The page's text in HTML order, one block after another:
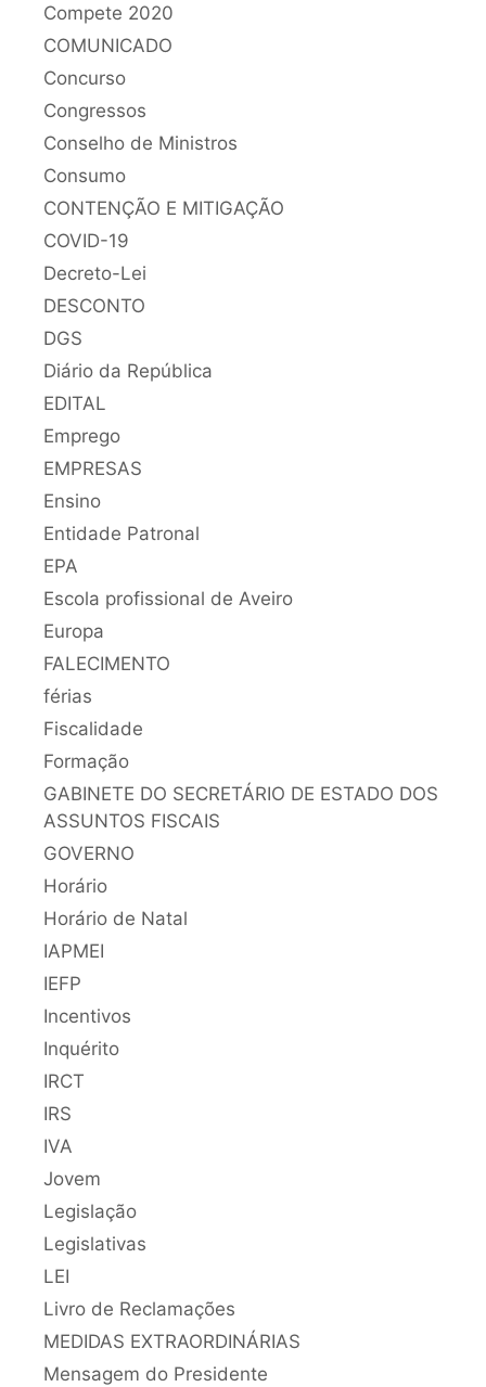
Compete 2020
COMUNICADO
Concurso
Congressos
Conselho de Ministros
Consumo
CONTENÇÃO E MITIGAÇÃO
COVID-19
Decreto-Lei
DESCONTO
DGS
Diário da República
EDITAL
Emprego
EMPRESAS
Ensino
Entidade Patronal
EPA
Escola profissional de Aveiro
Europa
FALECIMENTO
férias
Fiscalidade
Formação
GABINETE DO SECRETÁRIO DE ESTADO DOS
ASSUNTOS FISCAIS
GOVERNO
Horário
Horário de Natal
IAPMEI
IEFP
Incentivos
Inquérito
IRCT
IRS
IVA
Jovem
Legislação
Legislativas
LEI
Livro de Reclamações
MEDIDAS EXTRAORDINÁRIAS
Mensagem do Presidente